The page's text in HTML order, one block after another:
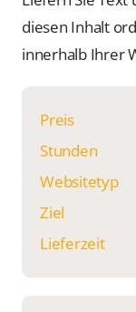
diesen Inhalt
innerhalb Ihrer
Preis
Stunden
Websitetyp
Ziel
Lieferzeit